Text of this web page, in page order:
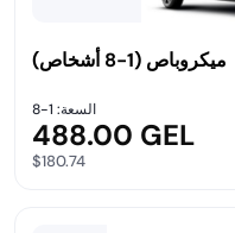
ميكروباص (1-8 أشخاص)
السعة: 1-8
488.00 GEL
$180.74